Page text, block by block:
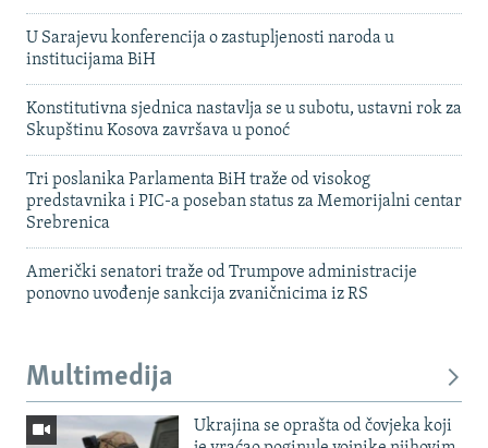
U Sarajevu konferencija o zastupljenosti naroda u
institucijama BiH
Konstitutivna sjednica nastavlja se u subotu, ustavni rok za
Skupštinu Kosova završava u ponoć
Tri poslanika Parlamenta BiH traže od visokog
predstavnika i PIC-a poseban status za Memorijalni centar
Srebrenica
Američki senatori traže od Trumpove administracije
ponovno uvođenje sankcija zvaničnicima iz RS
Multimedija
Ukrajina se oprašta od čovjeka koji